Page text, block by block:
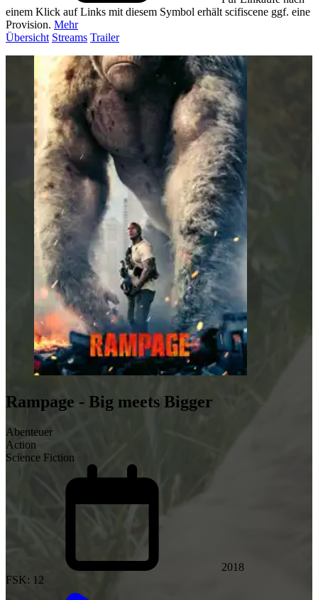
einem Klick auf Links mit diesem Symbol erhält scifiscene ggf. eine
Provision. Mehr
Übersicht Streams Trailer
Rampage - Big meets Bigger
Abenteuer
Action
Science Fiction
2018
FSK: 12